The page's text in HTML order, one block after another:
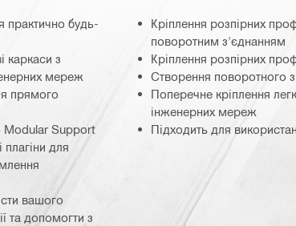
практично будь-
каркаси з
мереж
прямого
Modular Support
для
вашого
та допомогти з
Кріплення розпірних
поворотним з'єднанням
Кріплення розпірних
Створення поворотного
Поперечне кріплення
інженерних мереж
Підходить для